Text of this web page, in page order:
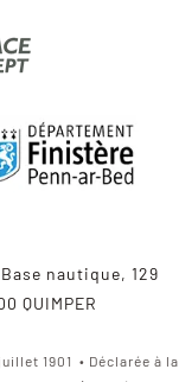
nautique, 129
QUIMPER
1901 • Déclarée à la